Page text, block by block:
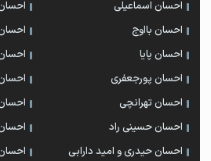
احسان اسماعیلی
احسان بااوج
احسان پایا
احسان پورجعفری
احسان تهرانچی
احسان حسینی راد
احسان حیدری و امید دارابی